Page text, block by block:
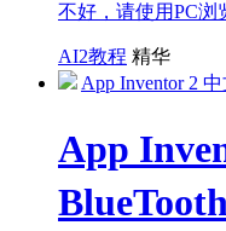
不好，请使用PC浏
AI2教程 精华
App Inventor 2 中
App